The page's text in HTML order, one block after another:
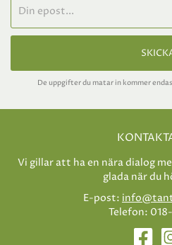
De uppgifter du matar in kommer
Vi gillar att ha en nära dialog
glada när du
E-post:
Telefon: